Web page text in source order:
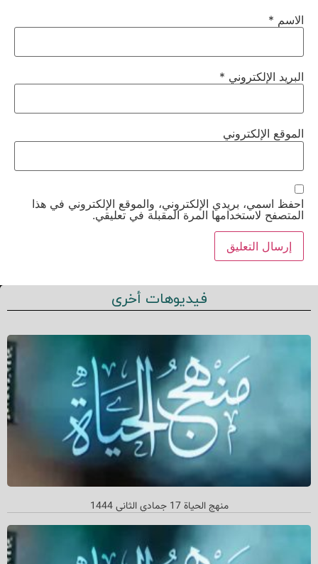
الاسم *
البريد الإلكتروني *
الموقع الإلكتروني
احفظ اسمي، بريدي الإلكتروني، والموقع الإلكتروني في هذا
المتصفح لاستخدامها المرة المقبلة في تعليقي.
فيديوهات أخرى
منهج الحیاة 17 جمادي الثاني 1444